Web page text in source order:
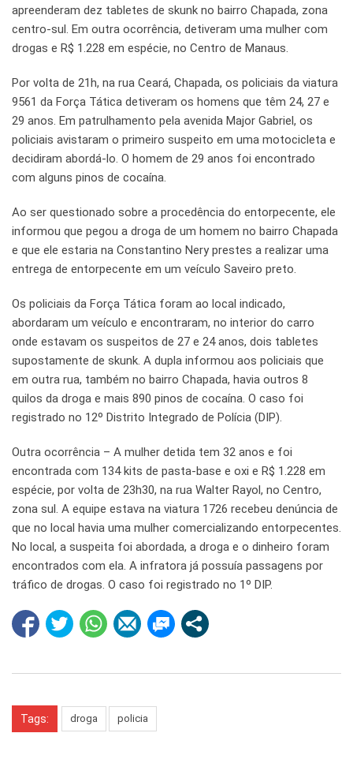
apreenderam dez tabletes de skunk no bairro Chapada, zona
centro-sul. Em outra ocorrência, detiveram uma mulher com
drogas e R$ 1.228 em espécie, no Centro de Manaus.
Por volta de 21h, na rua Ceará, Chapada, os policiais da viatura
9561 da Força Tática detiveram os homens que têm 24, 27 e
29 anos. Em patrulhamento pela avenida Major Gabriel, os
policiais avistaram o primeiro suspeito em uma motocicleta e
decidiram abordá-lo. O homem de 29 anos foi encontrado
com alguns pinos de cocaína.
Ao ser questionado sobre a procedência do entorpecente, ele
informou que pegou a droga de um homem no bairro Chapada
e que ele estaria na Constantino Nery prestes a realizar uma
entrega de entorpecente em um veículo Saveiro preto.
Os policiais da Força Tática foram ao local indicado,
abordaram um veículo e encontraram, no interior do carro
onde estavam os suspeitos de 27 e 24 anos, dois tabletes
supostamente de skunk. A dupla informou aos policiais que
em outra rua, também no bairro Chapada, havia outros 8
quilos da droga e mais 890 pinos de cocaína. O caso foi
registrado no 12º Distrito Integrado de Polícia (DIP).
Outra ocorrência – A mulher detida tem 32 anos e foi
encontrada com 134 kits de pasta-base e oxi e R$ 1.228 em
espécie, por volta de 23h30, na rua Walter Rayol, no Centro,
zona sul. A equipe estava na viatura 1726 recebeu denúncia de
que no local havia uma mulher comercializando entorpecentes.
No local, a suspeita foi abordada, a droga e o dinheiro foram
encontrados com ela. A infratora já possuía passagens por
tráfico de drogas. O caso foi registrado no 1º DIP.
Tags: droga policia